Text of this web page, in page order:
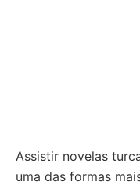
Assistir novelas
uma das formas